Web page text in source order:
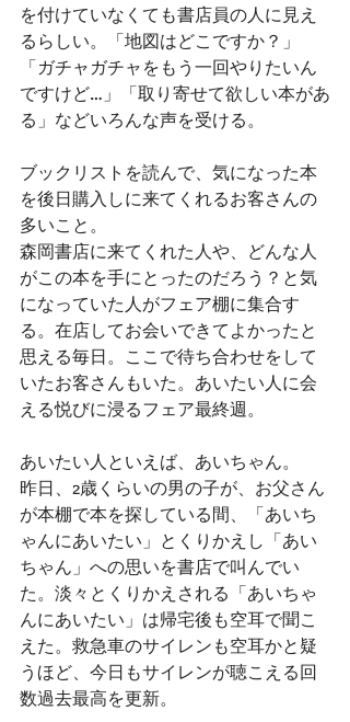
を付けていなくても書店員の人に見え
るらしい。「地図はどこですか？」
「ガチャガチャをもう一回やりたいん
ですけど…」「取り寄せて欲しい本があ
る」などいろんな声を受ける。
ブックリストを読んで、気になった本
を後日購入しに来てくれるお客さんの
多いこと。
森岡書店に来てくれた人や、どんな人
がこの本を手にとったのだろう？と気
になっていた人がフェア棚に集合す
る。在店してお会いできてよかったと
思える毎日。ここで待ち合わせをして
いたお客さんもいた。あいたい人に会
える悦びに浸るフェア最終週。
あいたい人といえば、あいちゃん。
昨日、2歳くらいの男の子が、お父さん
が本棚で本を探している間、「あいち
ゃんにあいたい」とくりかえし「あい
ちゃん」への思いを書店で叫んでい
た。淡々とくりかえされる「あいちゃ
んにあいたい」は帰宅後も空耳で聞こ
えた。救急車のサイレンも空耳かと疑
うほど、今日もサイレンが聴こえる回
数過去最高を更新。